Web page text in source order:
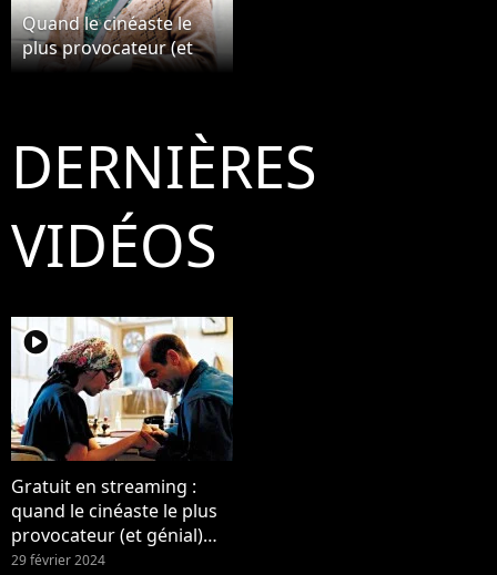
Quand le cinéaste le
plus provocateur (et
génial) d'Europe filme
DERNIÈRES
VIDÉOS
player2
Gratuit en streaming :
quand le cinéaste le plus
provocateur (et génial)
d'Europe filme l'ovni de la
29 février 2024